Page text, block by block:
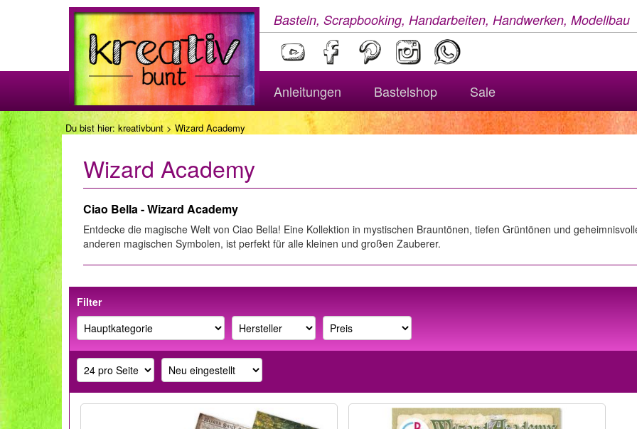
Basteln, Scrapbooking, Handarbeiten, Handwerken, Modellbau
Anleitungen Bastelshop Sale
Du bist hier: kreativbunt > Wizard Academy
Wizard Academy
Ciao Bella - Wizard Academy
Entdecke die magische Welt von Ciao Bella! Eine Kollektion in mystischen Brauntönen, tiefen Grüntönen und
anderen magischen Symbolen, ist perfekt für alle kleinen und großen Zauberer.
Filter